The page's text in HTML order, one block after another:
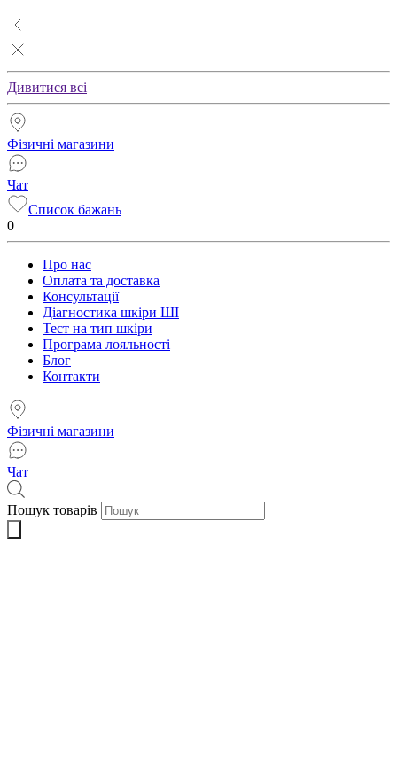
Дивитися всі
Фізичні магазини
Чат
Список бажань
0
Про нас
Оплата та доставка
Консультації
Діагностика шкіри ШІ
Тест на тип шкіри
Програма лояльності
Блог
Контакти
Фізичні магазини
Чат
Пошук товарів